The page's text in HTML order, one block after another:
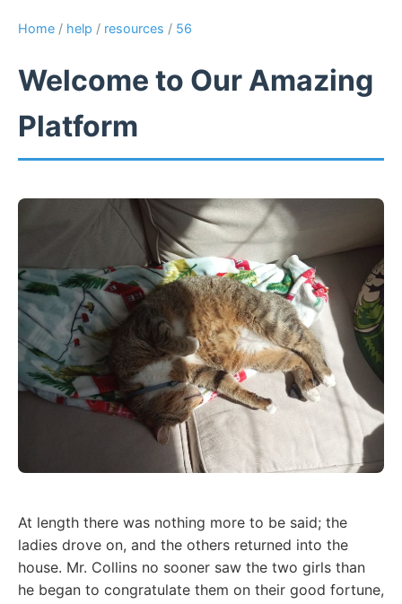
Home / help / resources / 56
Welcome to Our Amazing
Platform
At length there was nothing more to be said; the
ladies drove on, and the others returned into the
house. Mr. Collins no sooner saw the two girls than
he began to congratulate them on their good fortune,